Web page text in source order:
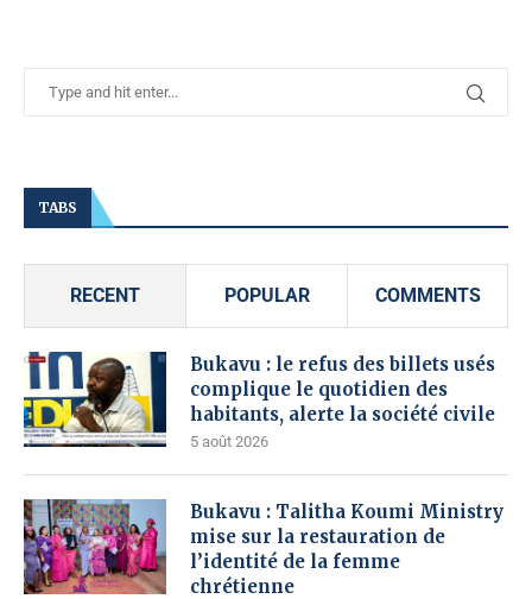
TABS
RECENT POPULAR COMMENTS
Bukavu : le refus des billets usés
complique le quotidien des
habitants, alerte la société civile
5 août 2026
Bukavu : Talitha Koumi Ministry
mise sur la restauration de
l’identité de la femme
chrétienne